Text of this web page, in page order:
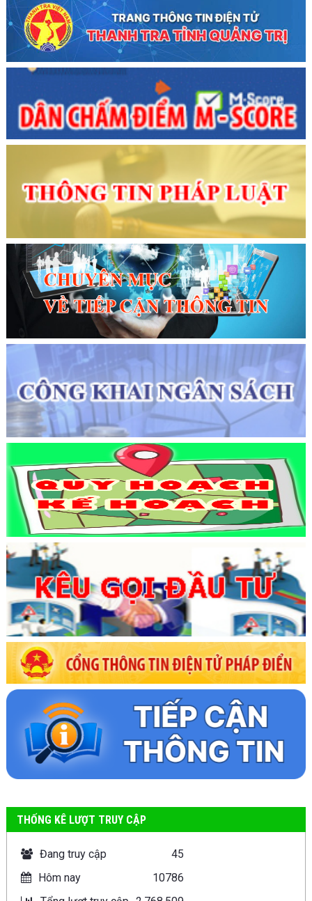
THỐNG KÊ LƯỢT TRUY CẬP
Đang truy cập
45
Hôm nay
10786